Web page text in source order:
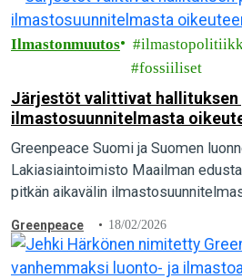
kohti ilmaston kannalta kestävää
Ilmastonmuutos
fossiiliset
Järjestöt valittivat hallituksen
ilmastosuunnitelmasta
Greenpeace Suomi ja Suomen
Lakiasiaintoimisto Maailman
pitkän aikavälin
mutta pääministeri Orpon
päästä…
Greenpeace 18/02/2026